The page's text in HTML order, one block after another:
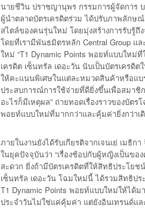
นายชีวิน ปราชญานุพร กรรมการผู้จัดการ บ
ผู้นำตลาดบัตรเครดิตร่วม ได้ปรับภาพลักษ
สไตล์ของคนรุ่นใหม่ โดยมุ่งสร้างการรับรู้
โดยที่เรามีพันธมิตรหลัก Central Group แ
ใหม่ “T1 Dynamic Points พอยท์แบบใหม่
เครดิต เซ็นทรัล เดอะวัน นับเป็นบัตรเคร
ให้คะแนนพิเศษในแต่ละหมวดสินค้าหรือแบ
ประสบการณ์การใช้จ่ายที่ดียิ่งขึ้นเพื่อสมาชิ
อะไรก็มีเหตุผล” ถ่ายทอดเรื่องราวของบั
พอยท์แบบใหม่ที่มากกว่าและคุ้มค่ายิ่งกว่าเ
ภายในงานยังได้รับเกียรติจากเจนเย่ เมธิ
ในยุคปัจจุบันว่า “เรื่องช้อปกับผู้หญิงเป็นข
สะดวก ยิ่งถ้ามีบัตรเครดิตที่ให้สิทธิประโย
เซ็นทรัล เดอะวัน โฉมใหม่นี้ ได้รวมสิทธิป
T1 Dynamic Points พอยท์แบบใหม่ให้ได้
ประจำวันไม่ใช่แค่คุ้มค่า แต่ยังอินเทรนด์แ